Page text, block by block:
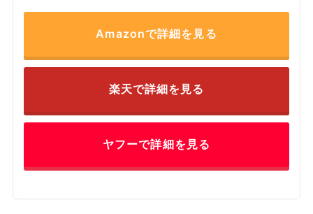
Amazonで詳細を見る
楽天で詳細を見る
ヤフーで詳細を見る